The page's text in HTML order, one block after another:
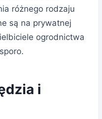
różnego rodzaju
są na prywatnej
ogrodnictwa
i